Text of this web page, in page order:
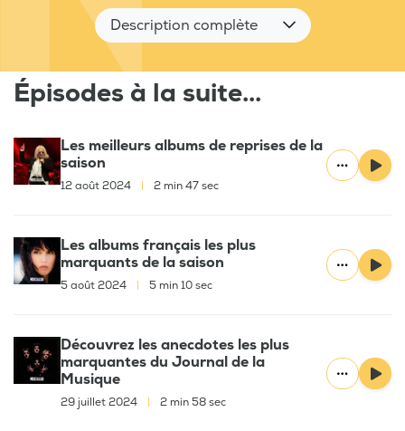
Description complète
Épisodes à la suite...
Les meilleurs albums de reprises de la
saison
12 août 2024 2 min 47 sec
Les albums français les plus
marquants de la saison
5 août 2024 5 min 10 sec
Découvrez les anecdotes les plus
marquantes du Journal de la
Musique
29 juillet 2024 2 min 58 sec